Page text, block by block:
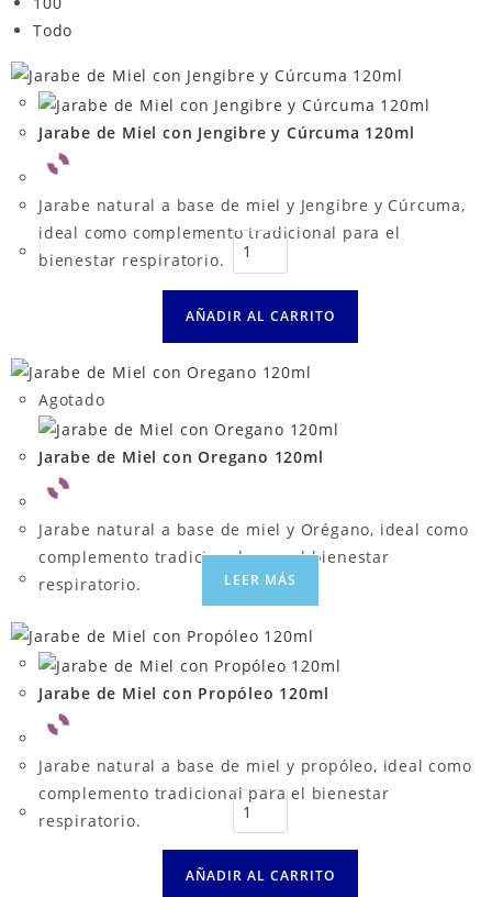
Todo
Jarabe de Miel con Jengibre y Cúrcuma 120ml
Jarabe natural a base de miel y Jengibre y Cúrcuma,
ideal como complemento tradicional para el
bienestar respiratorio.
AÑADIR AL CARRITO
Agotado
Jarabe de Miel con Oregano 120ml
Jarabe natural a base de miel y Orégano, ideal como
complemento tradicional para el bienestar
respiratorio.
LEER MÁS
Jarabe de Miel con Propóleo 120ml
Jarabe natural a base de miel y propóleo, ideal como
complemento tradicional para el bienestar
respiratorio.
AÑADIR AL CARRITO